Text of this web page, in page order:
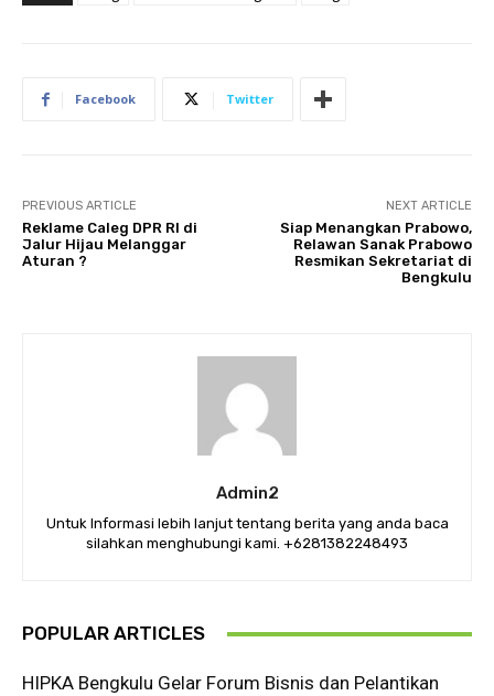
Facebook Twitter
PREVIOUS ARTICLE
Reklame Caleg DPR RI di
Jalur Hijau Melanggar
Aturan ?
NEXT ARTICLE
Siap Menangkan Prabowo,
Relawan Sanak Prabowo
Resmikan Sekretariat di
Bengkulu
Admin2
Untuk Informasi lebih lanjut tentang berita yang anda baca
silahkan menghubungi kami. +6281382248493
POPULAR ARTICLES
HIPKA Bengkulu Gelar Forum Bisnis dan Pelantikan